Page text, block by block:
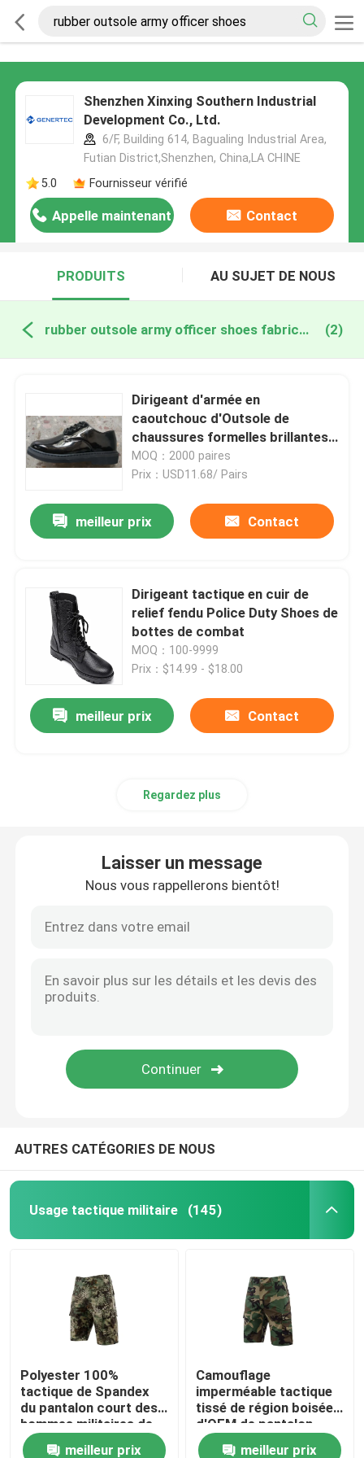
Shenzhen Xinxing Southern Industrial
Development Co., Ltd.
6/F, Building 614, Bagualing Industrial Area,
Futian District,Shenzhen, China,LA CHINE
5.0
Fournisseur vérifié
Appelle maintenant Contact
PRODUITS AU SUJET DE NOUS
rubber outsole army officer shoes fabrication en ligne (2)
Dirigeant d'armée en
caoutchouc d'Outsole de
chaussures formelles brillantes
noires en cuir de vache Shoes
MOQ：2000 paires
Prix：USD11.68/ Pairs
meilleur prix Contact
Dirigeant tactique en cuir de
relief fendu Police Duty Shoes de
bottes de combat
MOQ：100-9999
Prix：$14.99 - $18.00
meilleur prix Contact
Regardez plus
Laisser un message
Nous vous rappellerons bientôt!
AUTRES CATÉGORIES DE NOUS
Usage tactique militaire (145)
Polyester 100%
tactique de Spandex
du pantalon court des
hommes militaires de
Ripstop
meilleur prix
Camouflage
imperméable tactique
tissé de région boisée
d'OEM de pantalon
court de militaires
meilleur prix